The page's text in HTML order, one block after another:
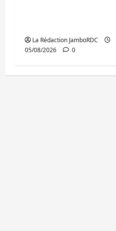
La Rédaction JamboRDC
05/08/2026
0